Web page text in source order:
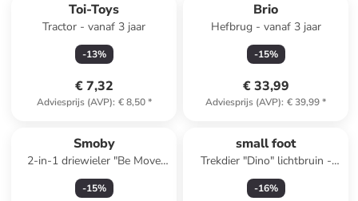
Toi-Toys
Tractor - vanaf 3 jaar
-13%
€ 7,32
Adviesprijs (AVP): € 8,50*
Brio
Hefbrug - vanaf 3 jaar
-15%
€ 33,99
Adviesprijs (AVP): € 39,99*
Smoby
2-in-1 driewieler "Be Move
Comfort" beige - vanaf 12
maanden
-15%
small foot
Trekdier "Dino" lichtbruin -
vanaf 12 maanden
-16%